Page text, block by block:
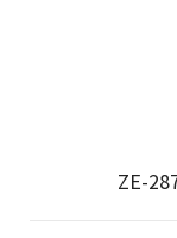
ZE-